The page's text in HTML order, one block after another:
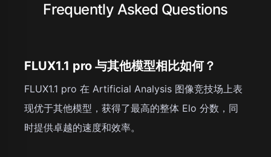
Frequently Asked Questions
FLUX1.1 pro 与其他模型相比如何？
FLUX1.1 pro 在 Artificial Analysis 图像竞技场上表
现优于其他模型，获得了最高的整体 Elo 分数，同
时提供卓越的速度和效率。